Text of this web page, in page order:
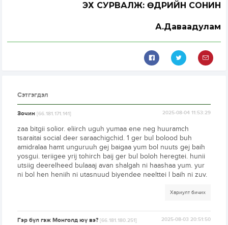
ЭХ СУРВАЛЖ: ӨДРИЙН СОНИН
А.Даваадулам
Сэтгэгдэл
Зочин[66.181.171.141] 2025-08-04 11:53:29
zaa bitgii solior. eliirch uguh yumaa ene neg huuramch
tsaraitai social deer saraachigchid. 1 ger bul bolood buh
amidralaa hamt unguruuh gej baigaa yum bol nuuts gej baih
yosgui. teriigee yrij tohirch baij ger bul boloh heregtei. hunii
utsiig deerelheed bulaaaj avan shalgah ni haashaa yum. yur
ni bol hen heniih ni utasnuud biyendee neelttei l baih ni zuv.
Хариулт бичих
Гэр бүл гэж Монголд юү вэ?[66.181.180.251] 2025-08-03 20:51:50